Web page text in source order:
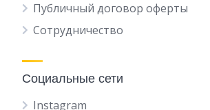
Публичный договор оферты
Сотрудничество
Социальные сети
Instagram